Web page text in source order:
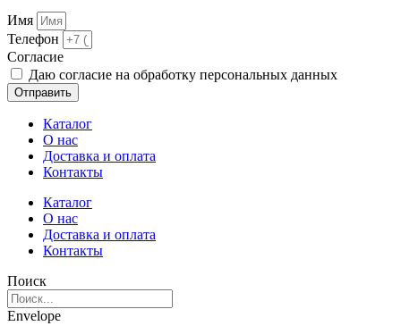
Имя
Телефон
Cогласие
Даю согласие на обработку персональных данных
Отправить
Каталог
О нас
Доставка и оплата
Контакты
Каталог
О нас
Доставка и оплата
Контакты
Поиск
Envelope